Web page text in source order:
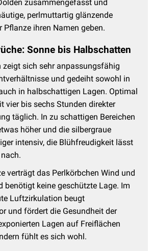
Malven(5)
- Leucanthemum (5)
Mohn - Papaver(6)
Mädchenauge(9)
- Oenothera
(4)
Nelken(8)
- Geum(9)
- Origanum(9)
- Anaphalis
Pfingstrosen (63)
- Flammenblume
- Lathyrus(5)
- Gaura (5)
zusammengefasst und
perlmuttartig glänzende
Pflanze ihren Namen geben.
Sonne bis Halbschatten
zeigt sich sehr anpassungsfähig
und gedeiht sowohl in
in halbschattigen Lagen. Optimal
vier bis sechs Stunden direkter
täglich. In zu schattigen Bereichen
höher und die silbergraue
intensiv, die Blühfreudigkeit lässt
verträgt das Perlkörbchen Wind und
benötigt keine geschützte Lage. Im
Luftzirkulation beugt
und fördert die Gesundheit der
Lagen auf Freiflächen
fühlt es sich wohl.